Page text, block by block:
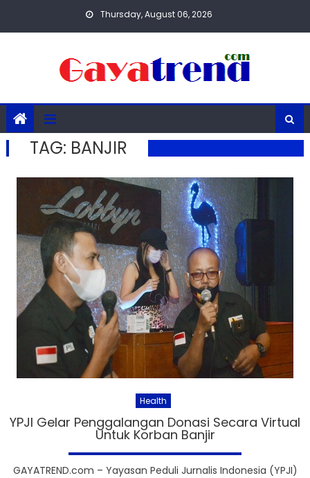
Thursday, August 06, 2026
TAG: BANJIR
Health
YPJI Gelar Penggalangan Donasi Secara Virtual
Untuk Korban Banjir
GAYATREND.com – Yayasan Peduli Jurnalis Indonesia (YPJI)